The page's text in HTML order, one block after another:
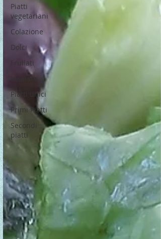
Piatti
vegetariani
Colazione
Dolci
Frullati
Insalate
Piatti unici
Primi Piatti
Secondi
piatti